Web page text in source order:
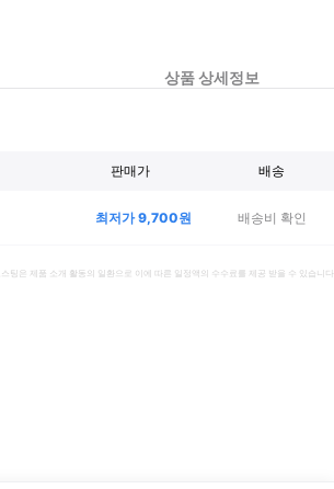
상품 상세정보
판매가 배송
최저가9,700원 배송비 확인
스팅은 제품 소개 활동의 일환으로 이에 따른 일정액의 수수료를 제공 받을 수 있습니다